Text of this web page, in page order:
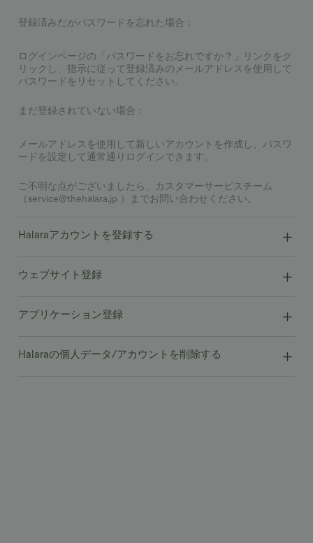
登録済みだがパスワードを忘れた場合：
ログインページの「パスワードをお忘れですか？」リンクをク
リックし、指示に従って登録済みのメールアドレスを使用して
パスワードをリセットしてください。
まだ登録されていない場合：
メールアドレスを使用して新しいアカウントを作成し、パスワ
ードを設定して通常通りログインできます。
ご不明な点がございましたら、カスタマーサービスチーム
（service@thehalara.jp ）までお問い合わせください。
Halaraアカウントを登録する
ウェブサイト登録
アプリケーション登録
Halaraの個人データ/アカウントを削除する